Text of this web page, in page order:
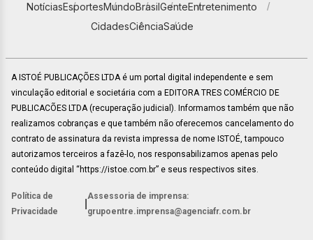
NotíciasEsportesMundoBrasilGenteEntretenimento
CidadesCiênciaSaúde
A ISTOÉ PUBLICAÇÕES LTDA é um portal digital independente e sem
vinculação editorial e societária com a EDITORA TRES COMÉRCIO DE
PUBLICACÕES LTDA (recuperação judicial). Informamos também que não
realizamos cobranças e que também não oferecemos cancelamento do
contrato de assinatura da revista impressa de nome ISTOÉ, tampouco
autorizamos terceiros a fazê-lo, nos responsabilizamos apenas pelo
conteúdo digital “https://istoe.com.br” e seus respectivos sites.
Política de
Privacidade
Assessoria de imprensa:
grupoentre.imprensa@agenciafr.com.br